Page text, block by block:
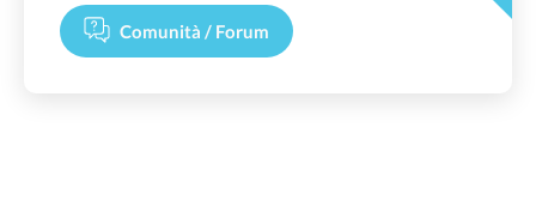
Comunità / Forum